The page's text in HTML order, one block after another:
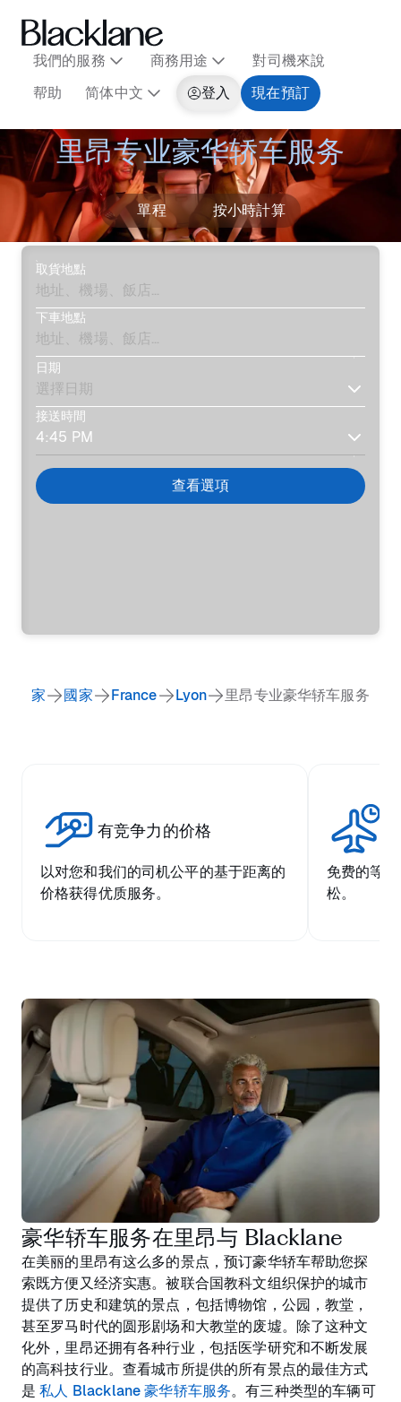
我們的服務 商務用途
對司機來說
帮助
简体中文 登入 現在預訂
里昂专业豪华轿车服务
單程 按小時計算
取貨地點
下車地點
日期
接送時間
查看選項
家 國家 France Lyon 里昂专业豪华轿车服务
有竞争力的价格
以对您和我们的司机公平的基于距离的
价格获得优质服务。
免费的等
松。
豪华轿车服务在里昂与 Blacklane
在美丽的里昂有这么多的景点，预订豪华轿车帮助您探
索既方便又经济实惠。被联合国教科文组织保护的城市
提供了历史和建筑的景点，包括博物馆，公园，教堂，
甚至罗马时代的圆形剧场和大教堂的废墟。除了这种文
化外，里昂还拥有各种行业，包括医学研究和不断发展
的高科技行业。查看城市所提供的所有景点的最佳方式
是私人 Blacklane 豪华轿车服务。有三种类型的车辆可